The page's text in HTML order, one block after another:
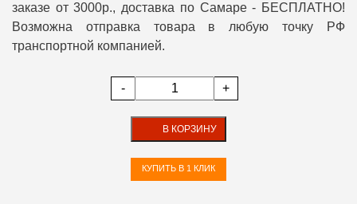
заказе от 3000р., доставка по Самаре - БЕСПЛАТНО!
Возможна отправка товара в любую точку РФ
транспортной компанией.
- +
В КОРЗИНУ
КУПИТЬ В 1 КЛИК